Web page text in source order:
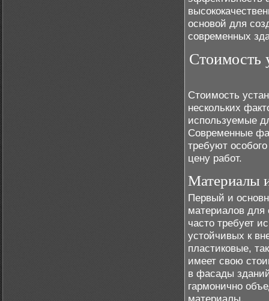
основой для
современных
Стоимость
Стоимость
нескольких
используемые
Современные
требуют
цену работ.
Материалы
Первый и
материалов для
часто требует
устойчивых к
пластиковые,
имеет свою
в фасады
гармонично
материалы.